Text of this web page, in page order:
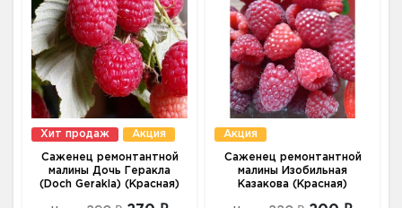
Хит продаж Акция
Саженец ремонтантной
малины Дочь Геракла
(Doch Gerakla) (Красная)
Акция
Саженец ремонтантной
малины Изобильная
Казакова (Красная)